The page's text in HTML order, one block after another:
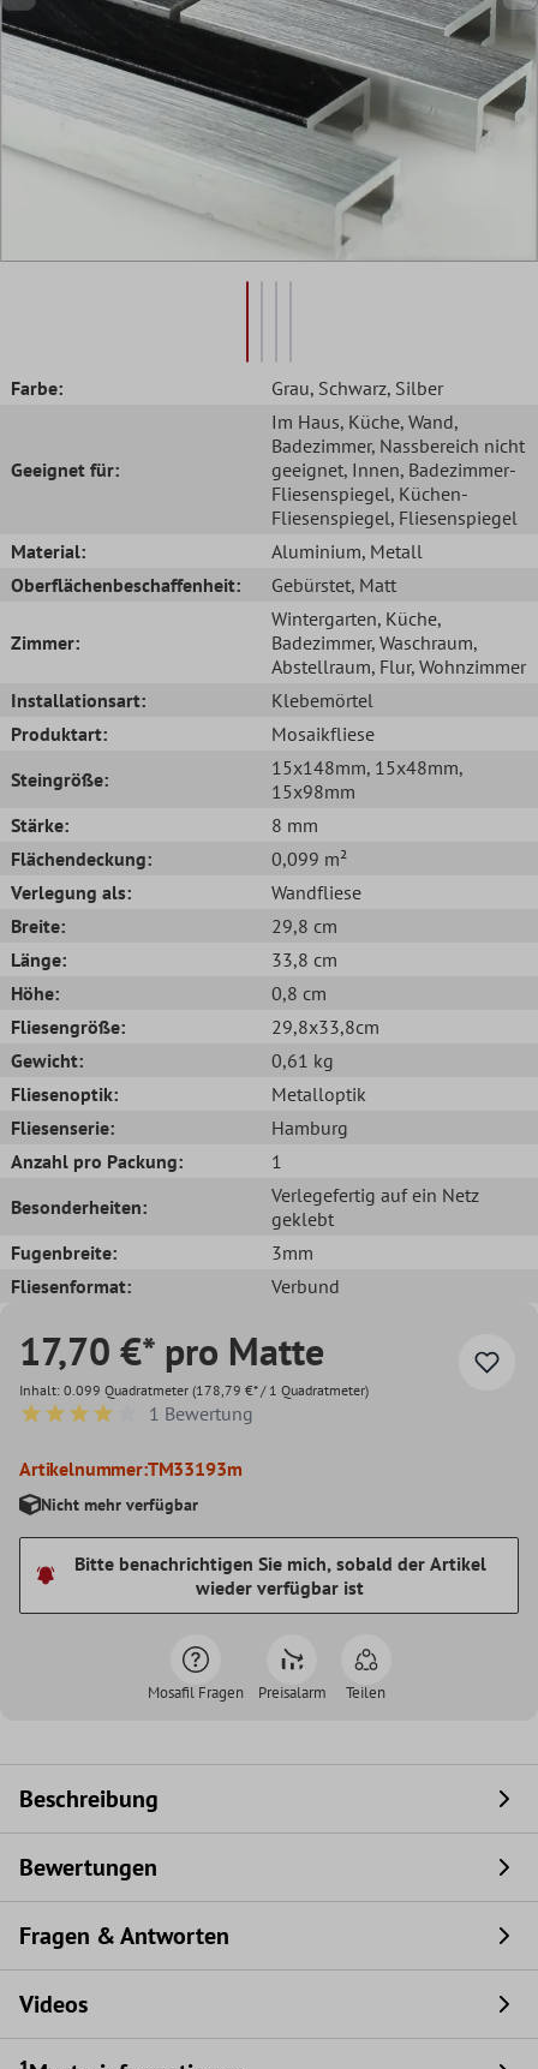
Farbe: Grau, Schwarz, Silber
Geeignet für:
Im Haus, Küche, Wand,
Badezimmer, Nassbereich nicht
geeignet, Innen, Badezimmer-
Fliesenspiegel, Küchen-
Fliesenspiegel, Fliesenspiegel
Material:
Aluminium, Metall
Oberflächenbeschaffenheit:
Gebürstet, Matt
Zimmer:
Wintergarten, Küche,
Badezimmer, Waschraum,
Abstellraum, Flur, Wohnzimmer
Installationsart:
Klebemörtel
Produktart:
Mosaikfliese
Steingröße:
15x148mm, 15x48mm,
15x98mm
Stärke:
8 mm
Flächendeckung:
0,099 m²
Verlegung als:
Wandfliese
Breite:
29,8 cm
Länge:
33,8 cm
Höhe:
0,8 cm
Fliesengröße:
29,8x33,8cm
Gewicht:
0,61 kg
Fliesenoptik:
Metalloptik
Fliesenserie:
Hamburg
Anzahl pro Packung:
1
Besonderheiten:
Verlegefertig auf ein Netz
geklebt
Fugenbreite:
3mm
Fliesenformat:
Verbund
17,70 €* pro Matte
Inhalt: 0.099 Quadratmeter (178,79 €* / 1 Quadratmeter)
Durchschnittliche Bewertung von 4 von 5 Sternen
1 Bewertung
Artikelnummer:TM33193m
Nicht mehr verfügbar
Bitte benachrichtigen Sie mich, sobald der Artikel
wieder verfügbar ist
Mosafil Fragen Preisalarm Teilen
Beschreibung
Bewertungen
Fragen & Antworten
Videos